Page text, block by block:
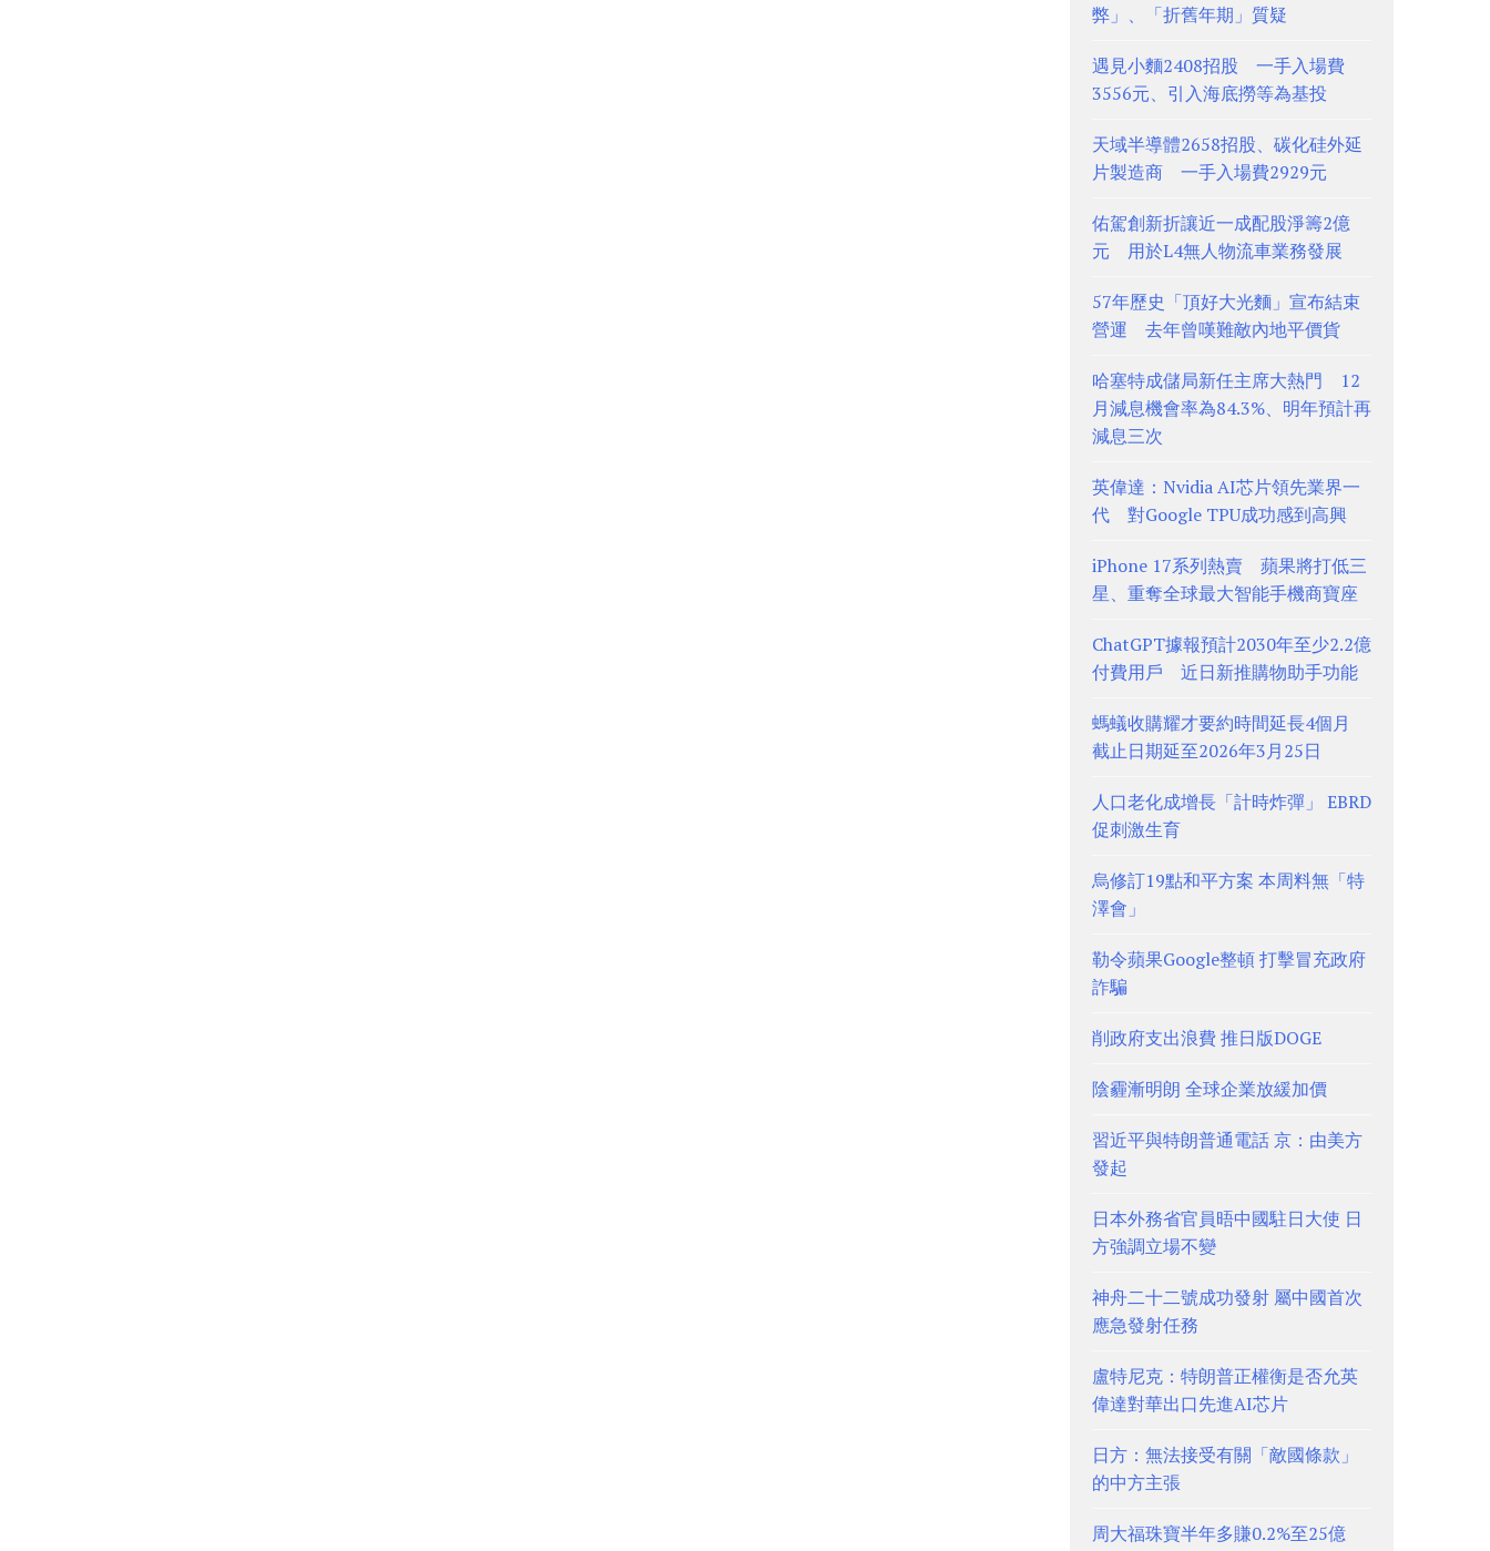
弊」、「折舊年期」質疑
遇見小麵2408招股 一手入場費
3556元、引入海底撈等為基投
天域半導體2658招股、碳化硅外延
片製造商 一手入場費2929元
佑駕創新折讓近一成配股淨籌2億
元 用於L4無人物流車業務發展
57年歷史「頂好大光麵」宣布結束
營運 去年曾嘆難敵內地平價貨
哈塞特成儲局新任主席大熱門 12
月減息機會率為84.3%、明年預計再
減息三次
英偉達：Nvidia AI芯片領先業界一
代 對Google TPU成功感到高興
iPhone 17系列熱賣 蘋果將打低三
星、重奪全球最大智能手機商寶座
ChatGPT據報預計2030年至少2.2億
付費用戶 近日新推購物助手功能
螞蟻收購耀才要約時間延長4個月
截止日期延至2026年3月25日
人口老化成增長「計時炸彈」 EBRD
促刺激生育
烏修訂19點和平方案 本周料無「特
澤會」
勒令蘋果Google整頓 打擊冒充政府
詐騙
削政府支出浪費 推日版DOGE
陰霾漸明朗 全球企業放緩加價
習近平與特朗普通電話 京：由美方
發起
日本外務省官員晤中國駐日大使 日
方強調立場不變
神舟二十二號成功發射 屬中國首次
應急發射任務
盧特尼克：特朗普正權衡是否允英
偉達對華出口先進AI芯片
日方：無法接受有關「敵國條款」
的中方主張
周大福珠寶半年多賺0.2%至25億